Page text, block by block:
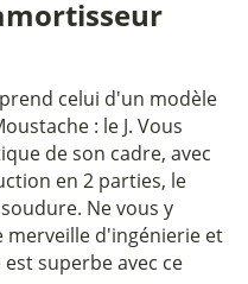
celui d'un modèle
: le J. Vous
de son cadre, avec
en 2 parties, le
Ne vous y
merveille d'ingénierie et
superbe avec ce